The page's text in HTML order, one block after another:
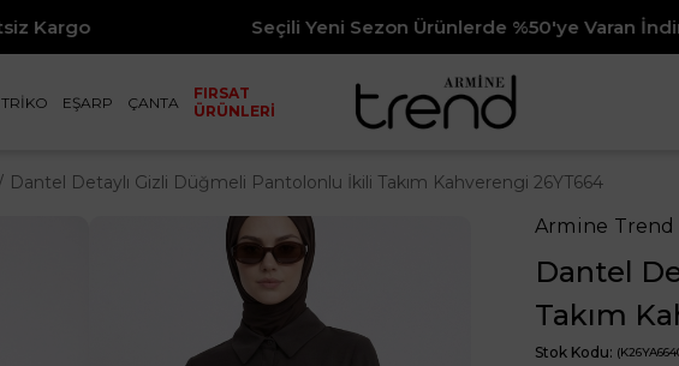
Seçili Yeni Sezon Ürünlerde %50'ye Varan İndirim
TRİKO EŞARP ÇANTA
FIRSAT
ÜRÜNLERİ
Dantel Detaylı Gizli Düğmeli Pantolonlu İkili Takım Kahverengi 26YT664
Armine Trend
Dantel
Takım
Stok Kodu